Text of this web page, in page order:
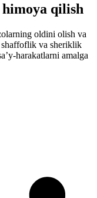
qilish
oldini olish va
va sheriklik
harakatlarni amalga